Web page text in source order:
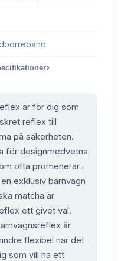
›
är för dig som
reflex till
på säkerheten.
för designmedvetna
ofta promenerar i
exklusiv barnvagn
matcha är
ett givet val.
är
flexibel när det
som vill ha ett